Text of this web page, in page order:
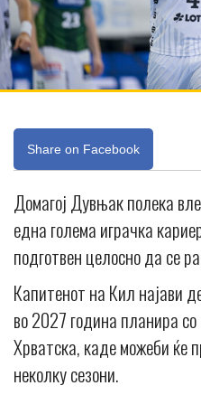
Share on Facebook
Домагој Дувњак полека
една голема играчка
подготвен целосно да се
Капитенот на Кил најави
во 2027 година планира
Хрватска, каде можеби ќе
неколку сезони.